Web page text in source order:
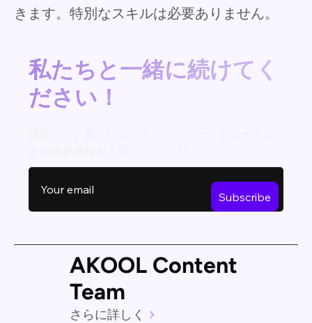
きます。特別なスキルは必要ありません。
私たちと一緒に続けてく
ださい！
AKOOL Content
Team
さらに詳しく